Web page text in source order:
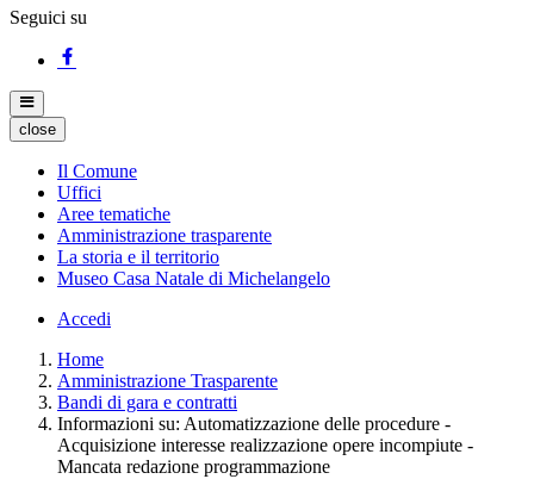
Seguici su
close
Il Comune
Uffici
Aree tematiche
Amministrazione trasparente
La storia e il territorio
Museo Casa Natale di Michelangelo
Accedi
Home
Amministrazione Trasparente
Bandi di gara e contratti
Informazioni su: Automatizzazione delle procedure -
Acquisizione interesse realizzazione opere incompiute -
Mancata redazione programmazione